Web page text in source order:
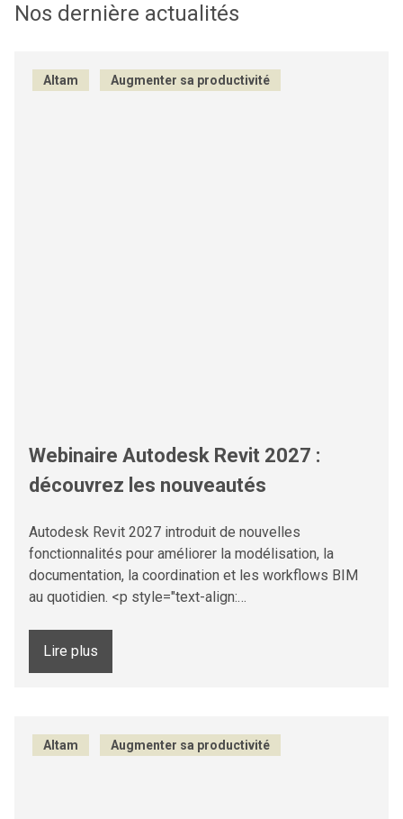
Nos dernière actualités
Altam Augmenter sa productivité
Webinaire Autodesk Revit 2027 :
découvrez les nouveautés
Autodesk Revit 2027 introduit de nouvelles
fonctionnalités pour améliorer la modélisation, la
documentation, la coordination et les workflows BIM
au quotidien. <p style="text-align:…
Lire plus
Altam Augmenter sa productivité